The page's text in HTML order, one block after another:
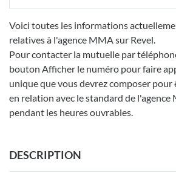
Voici toutes les informations
relatives à l'agence MMA sur Revel.
Pour contacter la mutuelle par
bouton Afficher le numéro pour faire
unique que vous devrez composer
en relation avec le standard de l'agence
pendant les heures ouvrables.
DESCRIPTION